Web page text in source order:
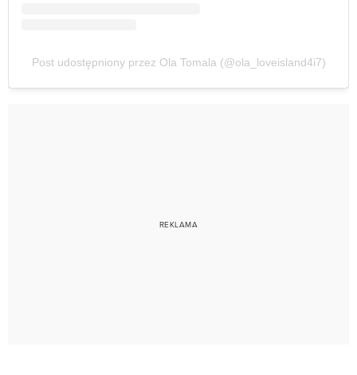
Post udostępniony przez Ola Tomala (@ola_loveisland4i7)